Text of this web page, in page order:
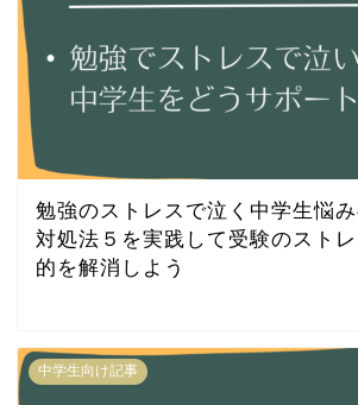
勉強のストレスで泣く中学生悩み
対処法５を実践して受験のスト
的を解消しよう
中学生向け記事